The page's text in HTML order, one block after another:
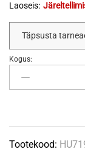
Laoseis:
Täpsusta
Õlifilter
HU719/7X
quantity
Kogus:
Tootekood: